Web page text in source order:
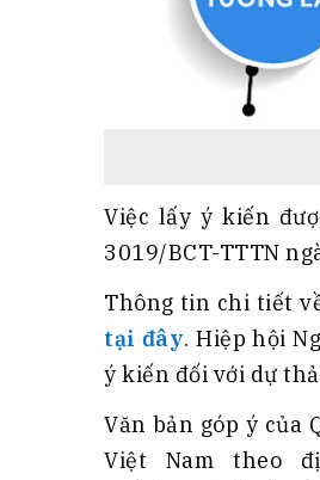
Việc lấy ý kiến
3019/BCT-TTTN
Thông tin chi tiết
tại đây. Hiệp hội
ý kiến đối với dự
Văn bản góp ý của
Việt Nam theo